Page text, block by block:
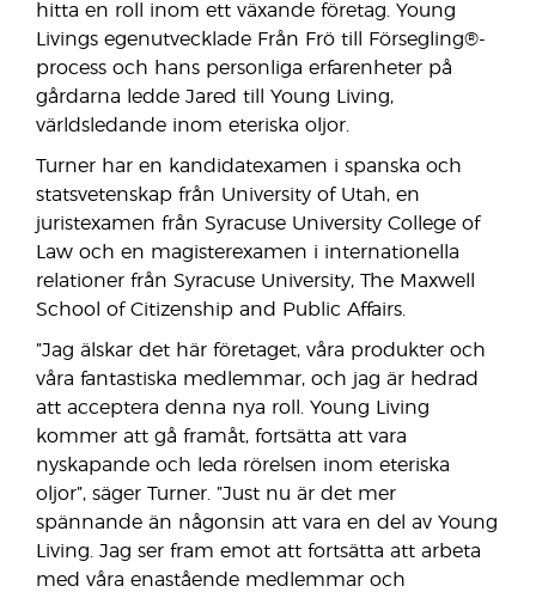
hitta en roll inom ett växande företag. Young
Livings egenutvecklade Från Frö till Försegling®-
process och hans personliga erfarenheter på
gårdarna ledde Jared till Young Living,
världsledande inom eteriska oljor.
Turner har en kandidatexamen i spanska och
statsvetenskap från University of Utah, en
juristexamen från Syracuse University College of
Law och en magisterexamen i internationella
relationer från Syracuse University, The Maxwell
School of Citizenship and Public Affairs.
”Jag älskar det här företaget, våra produkter och
våra fantastiska medlemmar, och jag är hedrad
att acceptera denna nya roll. Young Living
kommer att gå framåt, fortsätta att vara
nyskapande och leda rörelsen inom eteriska
oljor”, säger Turner. ”Just nu är det mer
spännande än någonsin att vara en del av Young
Living. Jag ser fram emot att fortsätta att arbeta
med våra enastående medlemmar och